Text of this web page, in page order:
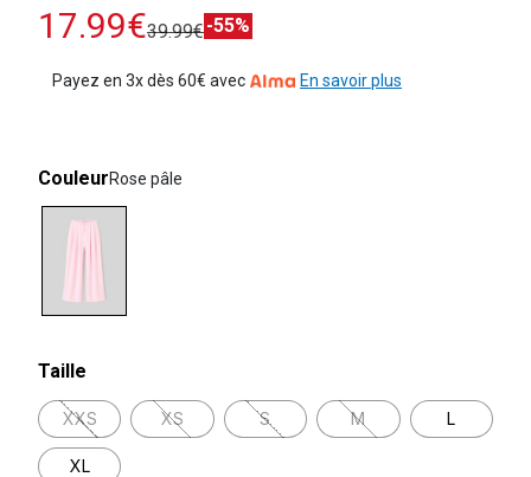
17.99€39.99€-55%
Payez en 3x dès 60€ avec En savoir plus
CouleurRose pâle
Taille
XXS XS S M L
XL